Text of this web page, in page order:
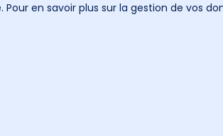
en savoir plus sur la gestion de vos